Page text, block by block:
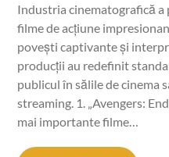
Industria cinematografică a
filme de acțiune
povești captivante și
producții au redefinit
publicul în sălile de cinema
streaming. 1. „Avengers:
mai importante filme…